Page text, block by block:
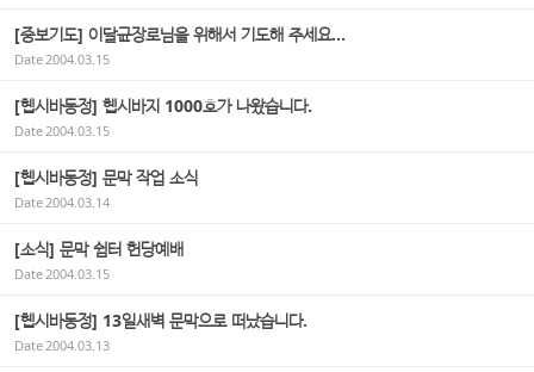
[중보기도] 이달균장로님을 위해서 기도해 주세요...
Date2004.03.15
[헵시바동정] 헵시바지 1000호가 나왔습니다.
Date2004.03.15
[헵시바동정] 문막 작업 소식
Date2004.03.14
[소식] 문막 쉼터 헌당예배
Date2004.03.15
[헵시바동정] 13일새벽 문막으로 떠났습니다.
Date2004.03.13